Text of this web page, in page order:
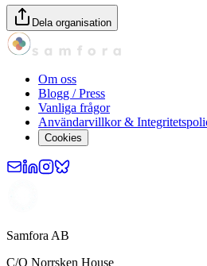
Dela organisation
Om oss
Blogg / Press
Vanliga frågor
Användarvillkor &
Cookies
Samfora AB
C/O Norrsken House